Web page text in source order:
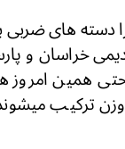
دسته های
خراسان و
همین امروز
ترکیب